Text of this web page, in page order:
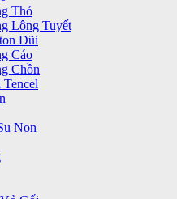
Thỏ
Lông Tuyết
Đũi
Cáo
Chồn
Non